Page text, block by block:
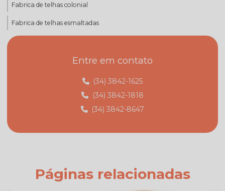
Fabrica de telhas colonial
Fabrica de telhas esmaltadas
Fabrica de telhas minas gerais
Fábrica de telhas em monte carmelo
Fábrica de telhas em monte carmelo mg
Fabricante de telhas cerâmicas
Fornecedor de telhas colonial
Entre em contato
(34) 3842-1625
(34) 3842-1818
(34) 3842-8647
Páginas relacionadas